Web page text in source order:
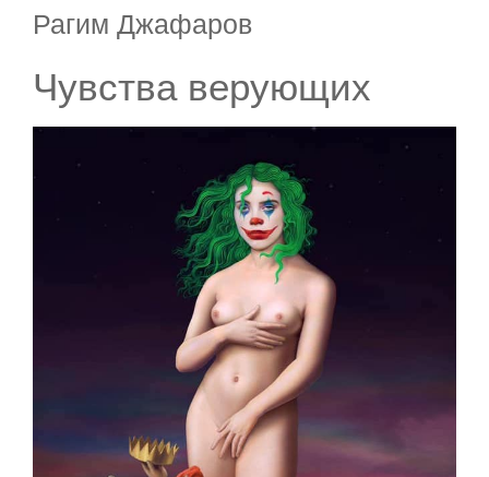
Рагим Джафаров
Чувства верующих